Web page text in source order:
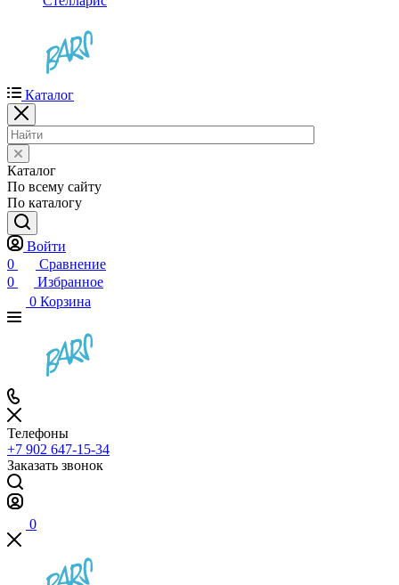
Каталог
Каталог
По всему сайту
По каталогу
Войти
0
Сравнение
0
Избранное
0 Корзина
Телефоны
+7 902 647-15-34
Заказать звонок
0